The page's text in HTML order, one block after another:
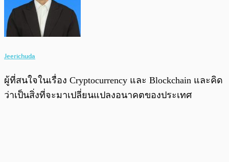
Jeerichuda
ผู้ที่สนใจในเรื่อง Cryptocurrency และ Blockchain และคิด
ว่าเป็นสิ่งที่จะมาเปลี่ยนแปลงอนาคตของประเทศ